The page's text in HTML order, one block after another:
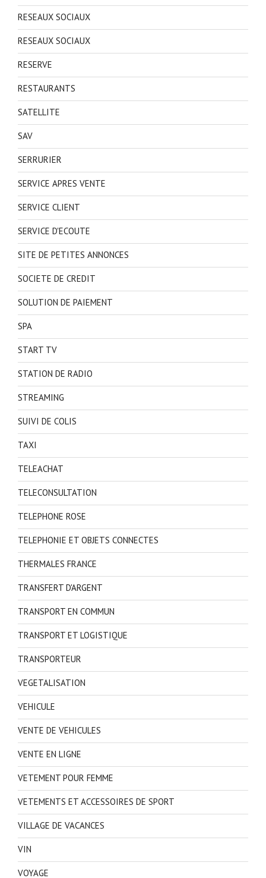
RESEAUX SOCIAUX
RESEAUX SOCIAUX
RESERVE
RESTAURANTS
SATELLITE
SAV
SERRURIER
SERVICE APRES VENTE
SERVICE CLIENT
SERVICE D'ECOUTE
SITE DE PETITES ANNONCES
SOCIETE DE CREDIT
SOLUTION DE PAIEMENT
SPA
START TV
STATION DE RADIO
STREAMING
SUIVI DE COLIS
TAXI
TELEACHAT
TELECONSULTATION
TELEPHONE ROSE
TELEPHONIE ET OBJETS CONNECTES
THERMALES FRANCE
TRANSFERT D'ARGENT
TRANSPORT EN COMMUN
TRANSPORT ET LOGISTIQUE
TRANSPORTEUR
VEGETALISATION
VEHICULE
VENTE DE VEHICULES
VENTE EN LIGNE
VETEMENT POUR FEMME
VETEMENTS ET ACCESSOIRES DE SPORT
VILLAGE DE VACANCES
VIN
VOYAGE